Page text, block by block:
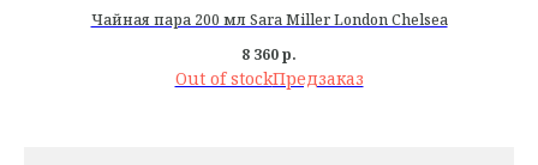
Чайная пара 200 мл Sara Miller London Chelsea
8 360р.
Out of stock